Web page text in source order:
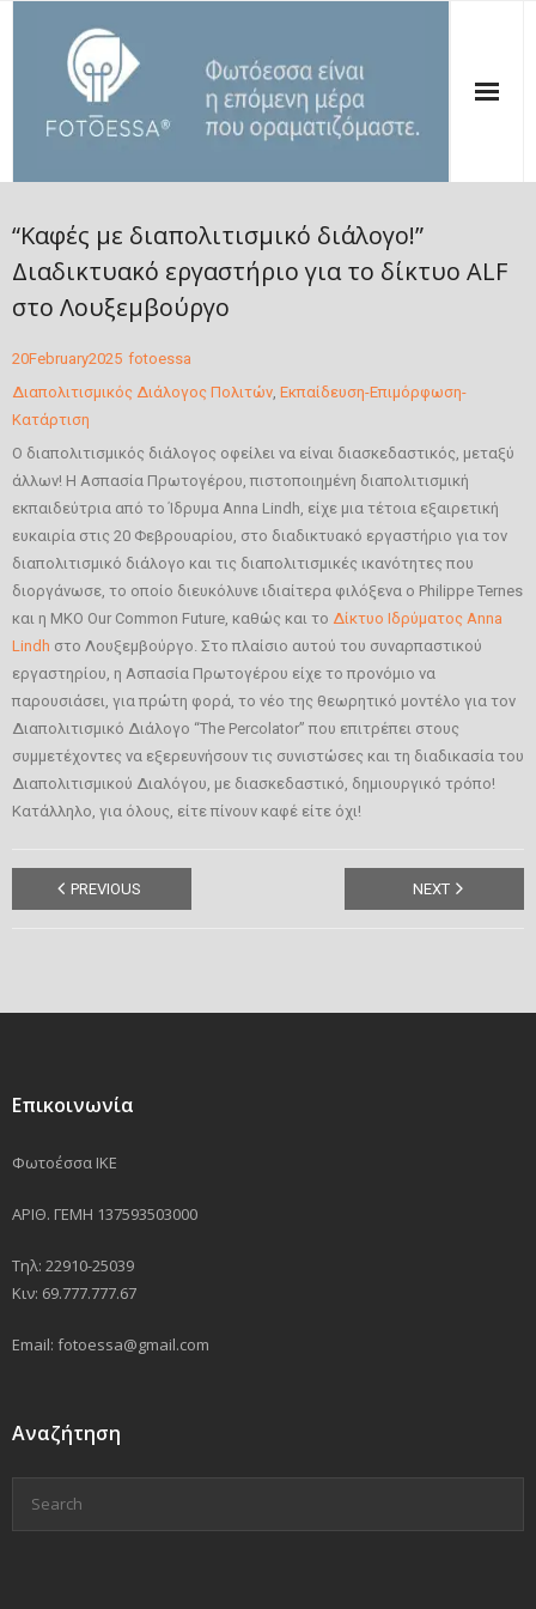
ΠΟΙΟΙ ΕΙΜΑΣΤΕ
ΟΙ ΔΡΑΣΕΙΣ ΜΑΣ
ΔΗΜΟΣΙΕΥΣΕΙΣ
ΤΑ ΝΕΑ ΜΑΣ
ΣΤΗΡΙΞΕ ΤΗΝ ΦΩΤΟΕΣΣΑ
ΕΠΙΚΟΙΝΩΝΙΑ
GR
EN
“Καφές με διαπολιτισμικό διάλογο!”
Διαδικτυακό εργαστήριο για το δίκτυο ALF
στο Λουξεμβούργο
20February2025 fotoessa
Διαπολιτισμικός Διάλογος Πολιτών, Εκπαίδευση-Επιμόρφωση-
Κατάρτιση
Ο διαπολιτισμικός διάλογος οφείλει να είναι διασκεδαστικός, μεταξύ
άλλων! Η Ασπασία Πρωτογέρου, πιστοποιημένη διαπολιτισμική
εκπαιδεύτρια από το Ίδρυμα Anna Lindh, είχε μια τέτοια εξαιρετική
ευκαιρία στις 20 Φεβρουαρίου, στο διαδικτυακό εργαστήριο για τον
διαπολιτισμικό διάλογο και τις διαπολιτισμικές ικανότητες που
διοργάνωσε, το οποίο διευκόλυνε ιδιαίτερα φιλόξενα ο Philippe Ternes
και η ΜΚΟ Our Common Future, καθώς και το Δίκτυο Ιδρύματος Anna
Lindh στο Λουξεμβούργο. Στο πλαίσιο αυτού του συναρπαστικού
εργαστηρίου, η Ασπασία Πρωτογέρου είχε το προνόμιο να
παρουσιάσει, για πρώτη φορά, το νέο της θεωρητικό μοντέλο για τον
Διαπολιτισμικό Διάλογο “The Percolator” που επιτρέπει στους
συμμετέχοντες να εξερευνήσουν τις συνιστώσες και τη διαδικασία του
Διαπολιτισμικού Διαλόγου, με διασκεδαστικό, δημιουργικό τρόπο!
Κατάλληλο, για όλους, είτε πίνουν καφέ είτε όχι!
PREVIOUS NEXT
Επικοινωνία
Φωτοέσσα ΙΚΕ
ΑΡΙΘ. ΓΕΜΗ 137593503000
Τηλ: 22910-25039
Κιν: 69.777.777.67
Email: fotoessa@gmail.com
Αναζήτηση